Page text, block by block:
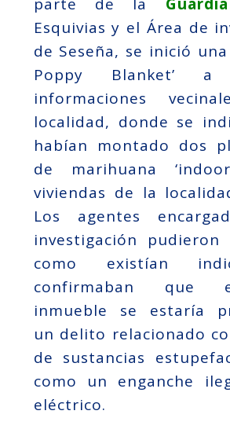
Esquivias y el Área de
de Seseña, se inició una
Poppy Blanket’
informaciones
localidad, donde se
habían montado dos
de marihuana
viviendas de la
Los agentes
investigación pudieron
como existían
confirmaban que
inmueble se estaría
un delito relacionado
de sustancias
como un enganche
eléctrico.